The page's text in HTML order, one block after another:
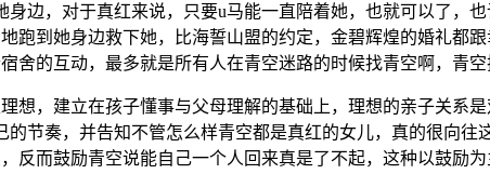
边，对于真红来说，只要u马能一直陪着她，也就可以了，
跑到她身边救下她，比海誓山盟的约定，金碧辉煌的婚礼都
舍的互动，最多就是所有人在青空迷路的时候找青空啊，青
，建立在孩子懂事与父母理解的基础上，理想的亲子关系
节奏，并告知不管怎么样青空都是真红的女儿，真的很向
而鼓励青空说能自己一个人回来真是了不起，这种以鼓励为